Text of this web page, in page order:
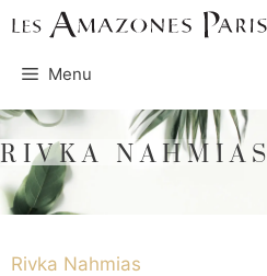
Skip
contentMenu
RIVKA NAHMIAS
Rivka Nahmias